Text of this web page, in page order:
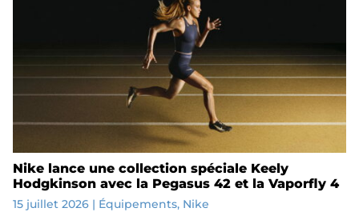
Nike lance une collection spéciale Keely
Hodgkinson avec la Pegasus 42 et la Vaporfly 4
15 juillet 2026| Équipements, Nike